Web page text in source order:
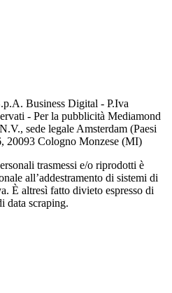
Business Digital - P.Iva
- Per la pubblicità Mediamond
sede legale Amsterdam (Paesi
20093 Cologno Monzese (MI)
trasmessi e/o riprodotti è
all’addestramento di sistemi di
È altresì fatto divieto espresso di
data scraping.